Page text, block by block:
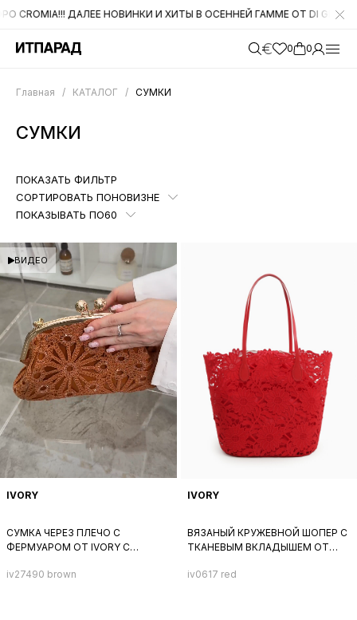
ДАЛЕЕ НОВИНКИ И ХИТЫ В ОСЕННЕЙ ГАММЕ ОТ DI GREGORIO
0 0
Главная / КАТАЛОГ / СУМКИ
СУМКИ
ПОКАЗАТЬ ФИЛЬТР
СОРТИРОВАТЬ ПОНОВИЗНЕ
ПОКАЗЫВАТЬ ПО60
ВИДЕО
IVORY
СУМКА ЧЕРЕЗ ПЛЕЧО С
ФЕРМУАРОМ ОТ IVORY С
ОТДЕЛКОЙ СПЕРЕДИ РЫЖЕГО
iv27490 brown
IVORY
ВЯЗАНЫЙ КРУЖЕВНОЙ ШОПЕР С
ТКАНЕВЫМ ВКЛАДЫШЕМ ОТ
ТЕКСТУРОЙ РОМАШЕК
iv0617 red